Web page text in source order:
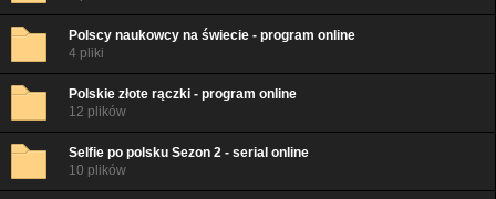
Polscy naukowcy na świecie - program online
4 pliki
Polskie złote rączki - program online
12 plików
Selfie po polsku Sezon 2 - serial online
10 plików